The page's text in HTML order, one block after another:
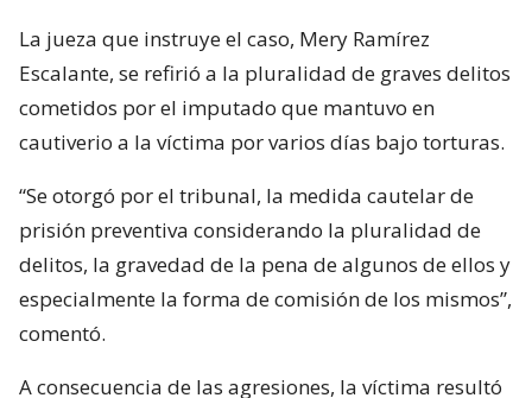
La jueza que instruye el caso, Mery Ramírez
Escalante, se refirió a la pluralidad de graves delitos
cometidos por el imputado que mantuvo en
cautiverio a la víctima por varios días bajo torturas.
“Se otorgó por el tribunal, la medida cautelar de
prisión preventiva considerando la pluralidad de
delitos, la gravedad de la pena de algunos de ellos y
especialmente la forma de comisión de los mismos”,
comentó.
A consecuencia de las agresiones, la víctima resultó